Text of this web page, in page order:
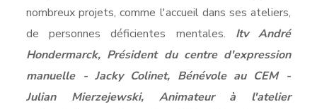
nombreux projets, comme l'accueil dans ses ateliers,
de personnes déficientes mentales. Itv André
Hondermarck, Président du centre d'expression
manuelle - Jacky Colinet, Bénévole au CEM -
Julian Mierzejewski, Animateur à l'atelier